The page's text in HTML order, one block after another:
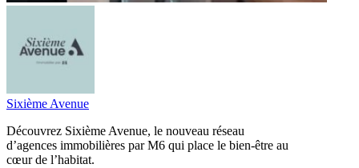
Sixième Avenue
Découvrez Sixième Avenue, le nouveau réseau
d’agences immobilières par M6 qui place le bien-être au
cœur de l’habitat.